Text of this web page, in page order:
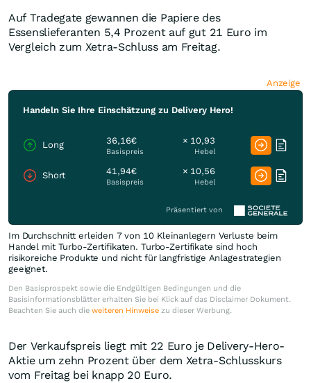
Auf Tradegate gewannen die Papiere des
Essenslieferanten 5,4 Prozent auf gut 21 Euro im
Vergleich zum Xetra-Schluss am Freitag.
Anzeige
Handeln Sie Ihre Einschätzung zu Delivery Hero!
Long 36,16€
Basispreis
× 10,93
Hebel
Short 41,94€
Basispreis
× 10,56
Hebel
Präsentiert von
Im Durchschnitt erleiden 7 von 10 Kleinanlegern Verluste beim
Handel mit Turbo-Zertifikaten. Turbo-Zertifikate sind hoch
risikoreiche Produkte und nicht für langfristige Anlagestrategien
geeignet.
Den Basisprospekt sowie die Endgültigen Bedingungen und die
Basisinformationsblätter erhalten Sie bei Klick auf das Disclaimer Dokument.
Beachten Sie auch die weiteren Hinweise zu dieser Werbung.
Der Verkaufspreis liegt mit 22 Euro je Delivery-Hero-
Aktie um zehn Prozent über dem Xetra-Schlusskurs
vom Freitag bei knapp 20 Euro.